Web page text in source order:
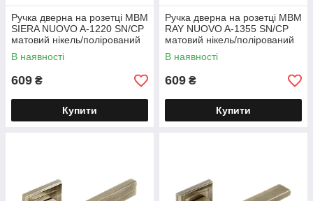
Ручка дверна на розетці МВМ
SIERA NUOVO A-1220 SN/CP
матовий нікель/полірований
хром
В наявності
609 ₴
Купити
Ручка дверна на розетці МВМ
RAY NUOVO A-1355 SN/CP
матовий нікель/полірований
хром
В наявності
609 ₴
Купити